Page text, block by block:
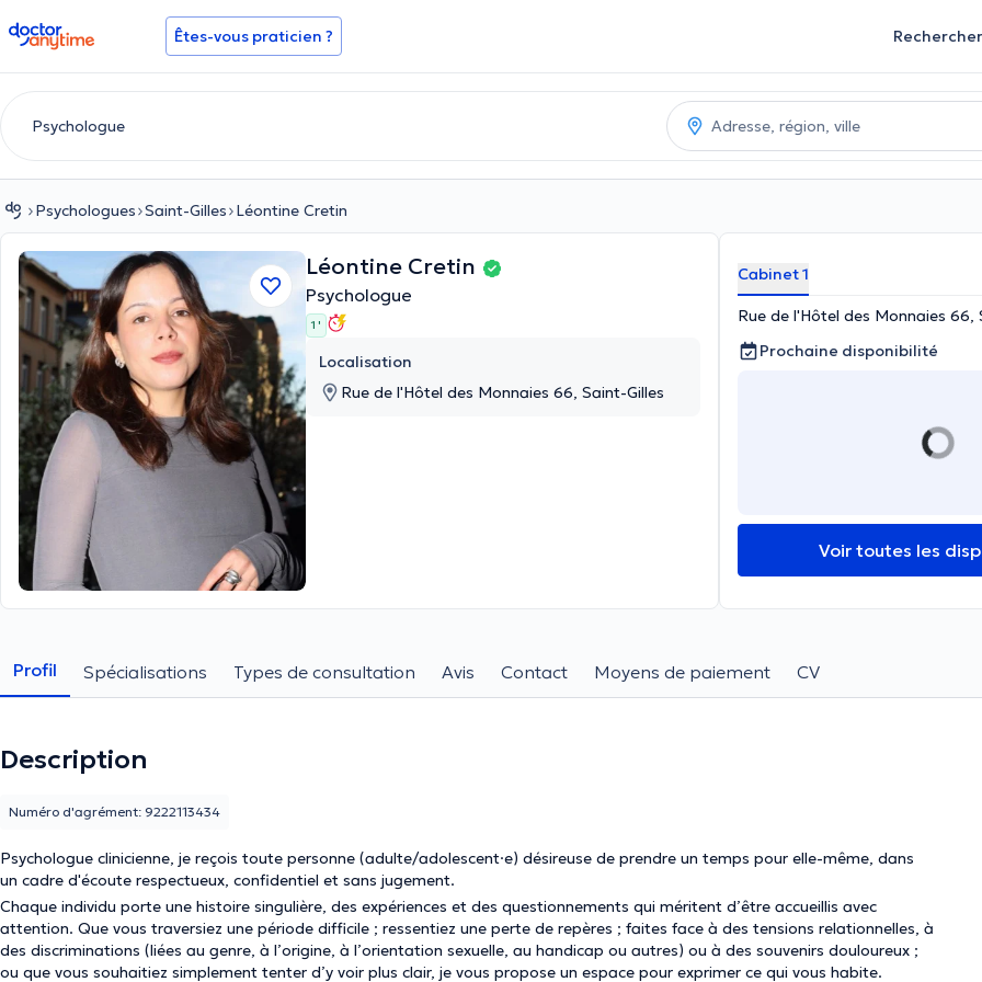
doctoranytime Êtes-vous praticien ? Rechercher
Psychologues Saint-Gilles Léontine Cretin
Léontine Cretin
Psychologue
1 '
Localisation
Rue de l'Hôtel des Monnaies 66, Saint-Gilles
Cabinet 1
Rue de l'Hôtel des Monnaies 66,
Prochaine disponibilité
Voir toutes les
Profil Spécialisations Types de consultation Avis Contact Moyens de paiement CV
Description
Psychologue clinicienne, je reçois toute personne (adulte/adolescent·e) désireuse de prendre un temps pour elle-même, dans
un cadre d'écoute respectueux, confidentiel et sans jugement.
Chaque individu porte une histoire singulière, des expériences et des questionnements qui méritent d’être accueillis avec
attention. Que vous traversiez une période difficile ; ressentiez une perte de repères ; faites face à des tensions relationnelles, à
des discriminations (liées au genre, à l’origine, à l’orientation sexuelle, au handicap ou autres) ou à des souvenirs douloureux ;
ou que vous souhaitiez simplement tenter d’y voir plus clair, je vous propose un espace pour exprimer ce qui vous habite.
Numéro d'agrément: 9222113434